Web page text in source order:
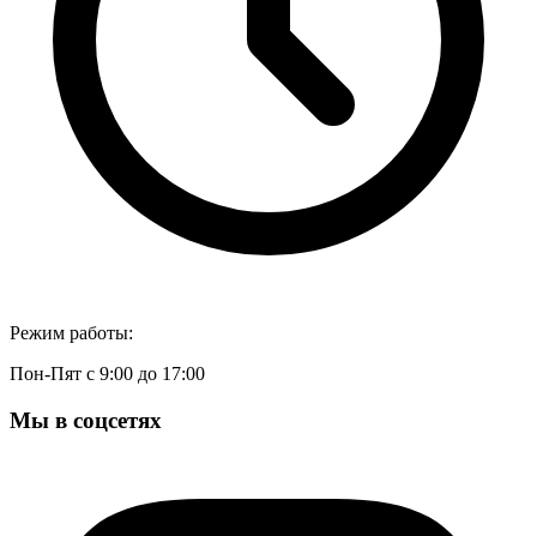
Режим работы:
Пон-Пят с 9:00 до 17:00
Мы в соцсетях